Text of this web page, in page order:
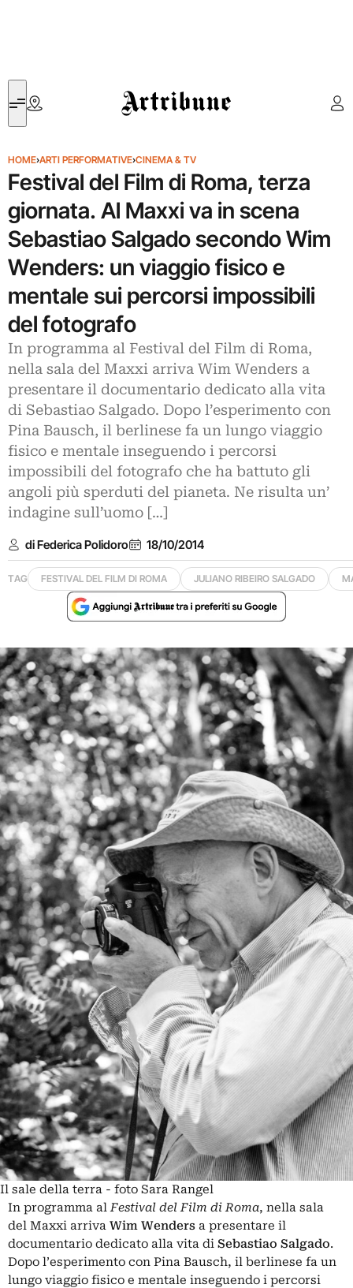
Artribune
HOME›ARTI PERFORMATIVE›CINEMA & TV
Festival del Film di Roma, terza
giornata. Al Maxxi va in scena
Sebastiao Salgado secondo Wim
Wenders: un viaggio fisico e
mentale sui percorsi impossibili
del fotografo
In programma al Festival del Film di Roma,
nella sala del Maxxi arriva Wim Wenders a
presentare il documentario dedicato alla vita
di Sebastiao Salgado. Dopo l’esperimento con
Pina Bausch, il berlinese fa un lungo viaggio
fisico e mentale inseguendo i percorsi
impossibili del fotografo che ha battuto gli
angoli più sperduti del pianeta. Ne risulta un’
indagine sull’uomo […]
di Federica Polidoro 18/10/2014
TAG FESTIVAL DEL FILM DI ROMA JULIANO RIBEIRO SALGADO
Il sale della terra - foto Sara Rangel
In programma alFestival del Film di Roma, nella sala
del Maxxi arriva Wim Wenders a presentare il
documentario dedicato alla vita di Sebastiao Salgado.
Dopo l’esperimento con Pina Bausch, il berlinese fa un
lungo viaggio fisico e mentale inseguendo i percorsi